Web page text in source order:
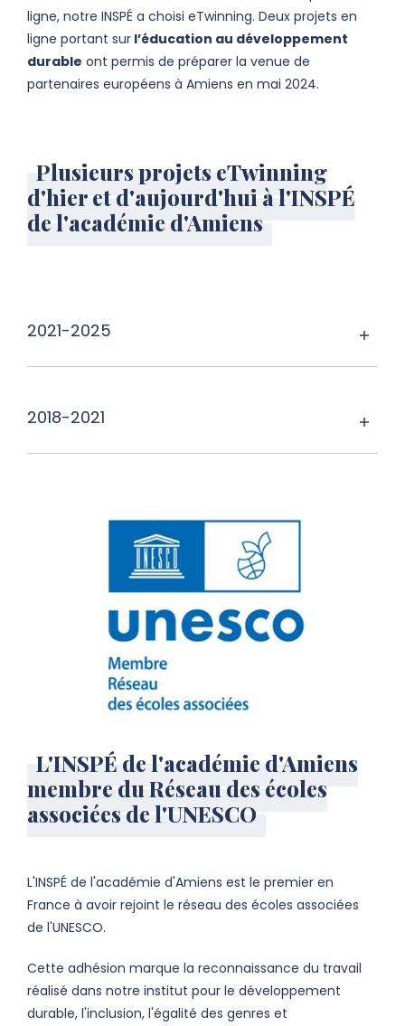
ligne, notre INSPÉ a choisi eTwinning. Deux projets en
ligne portant sur l’éducation au développement
durable ont permis de préparer la venue de
partenaires européens à Amiens en mai 2024.
Plusieurs projets eTwinning
d'hier et d'aujourd'hui à l'INSPÉ
de l'académie d'Amiens
2021-2025
2018-2021
L'INSPÉ de l'académie d'Amiens
membre du Réseau des écoles
associées de l'UNESCO
L'INSPÉ de l'académie d'Amiens est le premier en
France à avoir rejoint le réseau des écoles associées
de l'UNESCO.
Cette adhésion marque la reconnaissance du travail
réalisé dans notre institut pour le développement
durable, l'inclusion, l'égalité des genres et